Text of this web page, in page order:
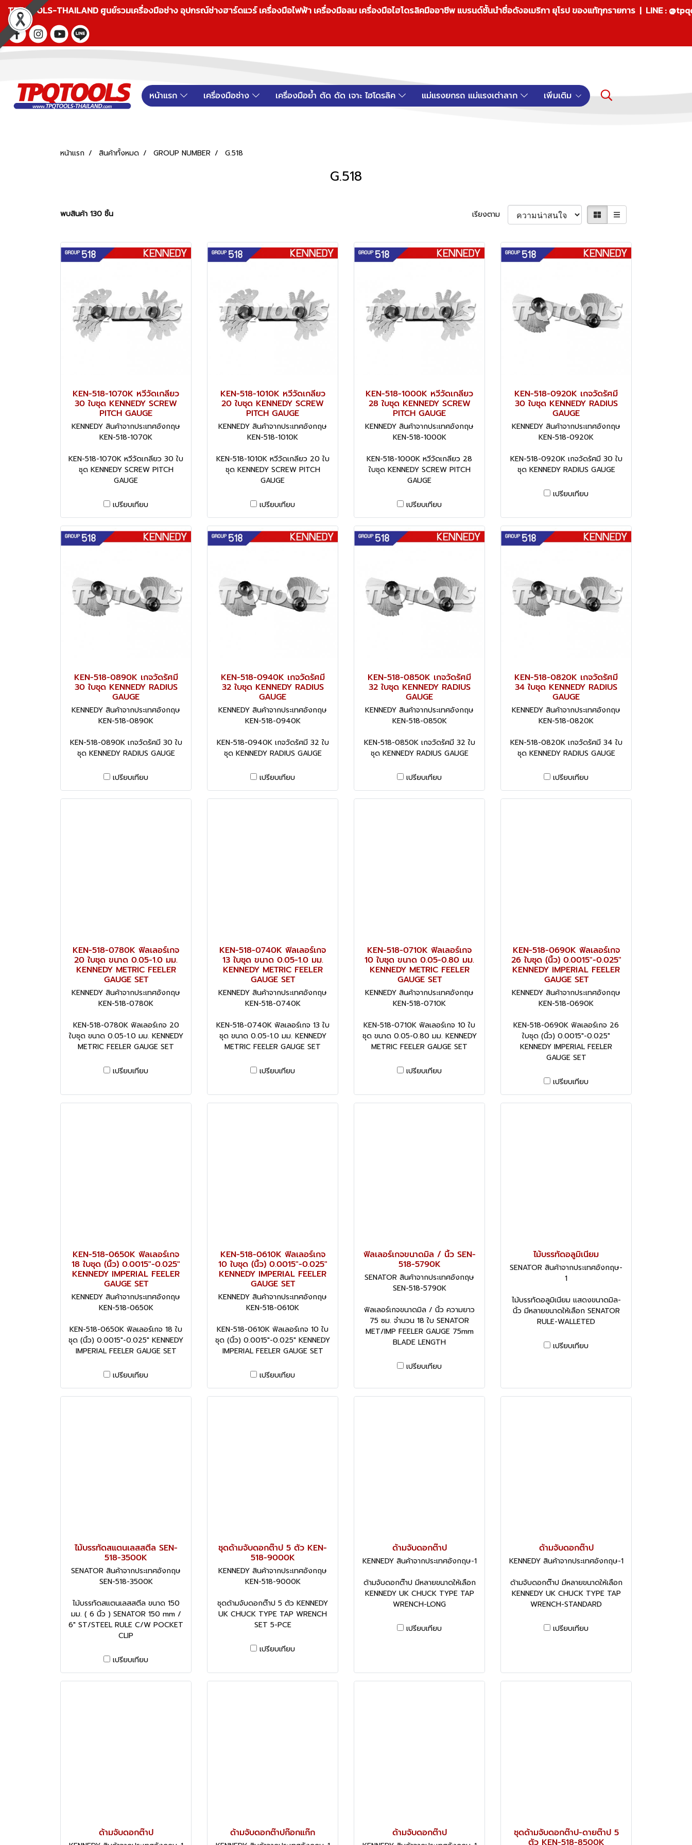
TPQTOOLS-THAILAND ศูนย์รวมเครื่องมือช่าง อุปกรณ์ช่างฮาร์ดแวร์ เครื่องมือไฟฟ้า เครื่องมือลม เครื่องมือไฮโดรลิคมืออาชีพ แบรนด์ชั้นนำชื่อดังอเมริกา ยุโรป ของแท้ทุกรายการ | LINE :
หน้าแรก เครื่องมือช่าง เครื่องมือย้ำ ตัด ดัด เจาะ ไฮโดรลิค แม่แรงยกรถ แม่แรงเต่าลาก เพิ่มเติม
หน้าแรก สินค้าทั้งหมด GROUP NUMBER G.518
G.518
พบสินค้า 130 ชิ้น เรียงตาม
KEN-518-1070K หวีวัดเกลียว
30 ใบชุด KENNEDY SCREW
PITCH GAUGE
KENNEDY สินค้าจากประเทศอังกฤษ
KEN-518-1070K
KEN-518-1070K หวีวัดเกลียว 30 ใบ
ชุด KENNEDY SCREW PITCH
GAUGE
เปรียบเทียบ
KEN-518-1010K หวีวัดเกลียว
20 ใบชุด KENNEDY SCREW
PITCH GAUGE
KENNEDY สินค้าจากประเทศอังกฤษ
KEN-518-1010K
KEN-518-1010K หวีวัดเกลียว 20 ใบ
ชุด KENNEDY SCREW PITCH
GAUGE
เปรียบเทียบ
KEN-518-1000K หวีวัดเกลียว
28 ใบชุด KENNEDY SCREW
PITCH GAUGE
KENNEDY สินค้าจากประเทศอังกฤษ
KEN-518-1000K
KEN-518-1000K หวีวัดเกลียว 28
ใบชุด KENNEDY SCREW PITCH
GAUGE
เปรียบเทียบ
KEN-518-0920K เกจวัดรัศมี
30 ใบชุด KENNEDY RADIUS
GAUGE
KENNEDY สินค้าจากประเทศอังกฤษ
KEN-518-0920K
KEN-518-0920K เกจวัดรัศมี 30 ใบ
ชุด KENNEDY RADIUS GAUGE
เปรียบเทียบ
KEN-518-0890K เกจวัดรัศมี
30 ใบชุด KENNEDY RADIUS
GAUGE
KENNEDY สินค้าจากประเทศอังกฤษ
KEN-518-0890K
KEN-518-0890K เกจวัดรัศมี 30 ใบ
ชุด KENNEDY RADIUS GAUGE
เปรียบเทียบ
KEN-518-0940K เกจวัดรัศมี
32 ใบชุด KENNEDY RADIUS
GAUGE
KENNEDY สินค้าจากประเทศอังกฤษ
KEN-518-0940K
KEN-518-0940K เกจวัดรัศมี 32 ใบ
ชุด KENNEDY RADIUS GAUGE
เปรียบเทียบ
KEN-518-0850K เกจวัดรัศมี
32 ใบชุด KENNEDY RADIUS
GAUGE
KENNEDY สินค้าจากประเทศอังกฤษ
KEN-518-0850K
KEN-518-0850K เกจวัดรัศมี 32 ใบ
ชุด KENNEDY RADIUS GAUGE
เปรียบเทียบ
KEN-518-0820K เกจวัดรัศมี
34 ใบชุด KENNEDY RADIUS
GAUGE
KENNEDY สินค้าจากประเทศอังกฤษ
KEN-518-0820K
KEN-518-0820K เกจวัดรัศมี 34 ใบ
ชุด KENNEDY RADIUS GAUGE
เปรียบเทียบ
KEN-518-0780K ฟิลเลอร์เกจ
20 ใบชุด ขนาด 0.05-1.0 มม.
KENNEDY METRIC FEELER
GAUGE SET
KENNEDY สินค้าจากประเทศอังกฤษ
KEN-518-0780K
KEN-518-0780K ฟิลเลอร์เกจ 20
ใบชุด ขนาด 0.05-1.0 มม. KENNEDY
METRIC FEELER GAUGE SET
เปรียบเทียบ
KEN-518-0740K ฟิลเลอร์เกจ
13 ใบชุด ขนาด 0.05-1.0 มม.
KENNEDY METRIC FEELER
GAUGE SET
KENNEDY สินค้าจากประเทศอังกฤษ
KEN-518-0740K
KEN-518-0740K ฟิลเลอร์เกจ 13 ใบ
ชุด ขนาด 0.05-1.0 มม. KENNEDY
METRIC FEELER GAUGE SET
เปรียบเทียบ
KEN-518-0710K ฟิลเลอร์เกจ
10 ใบชุด ขนาด 0.05-0.80 มม.
KENNEDY METRIC FEELER
GAUGE SET
KENNEDY สินค้าจากประเทศอังกฤษ
KEN-518-0710K
KEN-518-0710K ฟิลเลอร์เกจ 10 ใบ
ชุด ขนาด 0.05-0.80 มม. KENNEDY
METRIC FEELER GAUGE SET
เปรียบเทียบ
KEN-518-0690K ฟิลเลอร์เกจ
26 ใบชุด (นิ้ว) 0.0015"-0.025"
KENNEDY IMPERIAL FEELER
GAUGE SET
KENNEDY สินค้าจากประเทศอังกฤษ
KEN-518-0690K
KEN-518-0690K ฟิลเลอร์เกจ 26
ใบชุด (นิ้ว) 0.0015"-0.025"
KENNEDY IMPERIAL FEELER
GAUGE SET
เปรียบเทียบ
KEN-518-0650K ฟิลเลอร์เกจ
18 ใบชุด (นิ้ว) 0.0015"-0.025"
KENNEDY IMPERIAL FEELER
GAUGE SET
KENNEDY สินค้าจากประเทศอังกฤษ
KEN-518-0650K
KEN-518-0650K ฟิลเลอร์เกจ 18 ใบ
ชุด (นิ้ว) 0.0015"-0.025" KENNEDY
IMPERIAL FEELER GAUGE SET
เปรียบเทียบ
KEN-518-0610K ฟิลเลอร์เกจ
10 ใบชุด (นิ้ว) 0.0015"-0.025"
KENNEDY IMPERIAL FEELER
GAUGE SET
KENNEDY สินค้าจากประเทศอังกฤษ
KEN-518-0610K
KEN-518-0610K ฟิลเลอร์เกจ 10 ใบ
ชุด (นิ้ว) 0.0015"-0.025" KENNEDY
IMPERIAL FEELER GAUGE SET
เปรียบเทียบ
ฟิลเลอร์เกจขนาดมิล / นิ้ว SEN-
518-5790K
SENATOR สินค้าจากประเทศอังกฤษ
SEN-518-5790K
ฟิลเลอร์เกจขนาดมิล / นิ้ว ความยาว
75 ซม. จำนวน 18 ใบ SENATOR
MET/IMP FEELER GAUGE 75mm
BLADE LENGTH
เปรียบเทียบ
ไม้บรรทัดอลูมิเนียม
SENATOR สินค้าจากประเทศอังกฤษ-
1
ไม้บรรทัดอลูมิเนียม แสดงขนาดมิล-
นิ้ว มีหลายขนาดให้เลือก SENATOR
RULE-WALLETED
เปรียบเทียบ
ไม้บรรทัดสแตนเลสสตีล SEN-
518-3500K
SENATOR สินค้าจากประเทศอังกฤษ
SEN-518-3500K
ไม้บรรทัดสแตนเลสสตีล ขนาด 150
มม. ( 6 นิ้ว ) SENATOR 150 mm /
6" ST/STEEL RULE C/W POCKET
CLIP
เปรียบเทียบ
ชุดด้ามจับดอกต๊าป 5 ตัว KEN-
518-9000K
KENNEDY สินค้าจากประเทศอังกฤษ
KEN-518-9000K
ชุดด้ามจับดอกต๊าป 5 ตัว KENNEDY
UK CHUCK TYPE TAP WRENCH
SET 5-PCE
เปรียบเทียบ
ด้ามจับดอกต๊าป
KENNEDY สินค้าจากประเทศอังกฤษ-1
ด้ามจับดอกต๊าป มีหลายขนาดให้เลือก
KENNEDY UK CHUCK TYPE TAP
WRENCH-LONG
เปรียบเทียบ
ด้ามจับดอกต๊าป
KENNEDY สินค้าจากประเทศอังกฤษ-1
ด้ามจับดอกต๊าป มีหลายขนาดให้เลือก
KENNEDY UK CHUCK TYPE TAP
WRENCH-STANDARD
เปรียบเทียบ
ด้ามจับดอกต๊าป ด้ามจับดอกต๊าปก๊อกแก๊ก ด้ามจับดอกต๊าป ชุดด้ามจับดอกต๊าป-ดายต๊าป 5
ตัว KEN-518-8500K